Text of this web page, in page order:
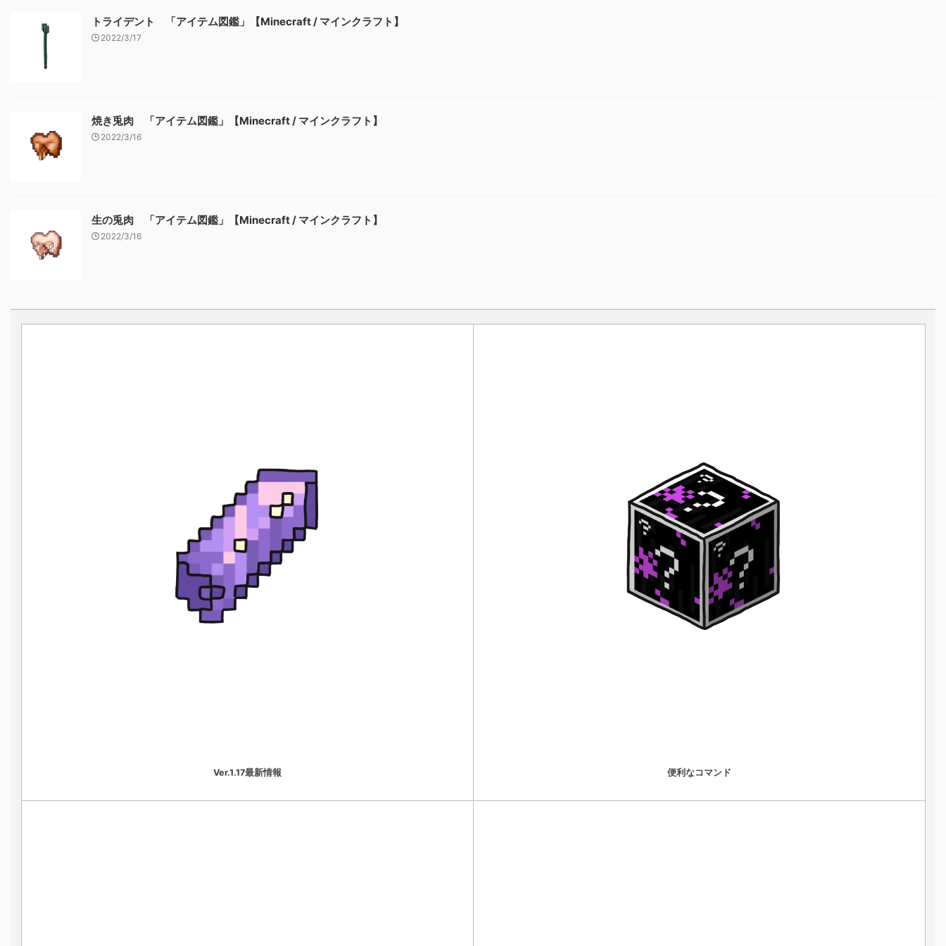
トライデント 「アイテム図鑑」【Minecraft / マインクラフト】
2022/3/17
焼き兎肉 「アイテム図鑑」【Minecraft / マインクラフト】
2022/3/16
生の兎肉 「アイテム図鑑」【Minecraft / マインクラフト】
2022/3/16
Ver.1.17最新情報 便利なコマンド